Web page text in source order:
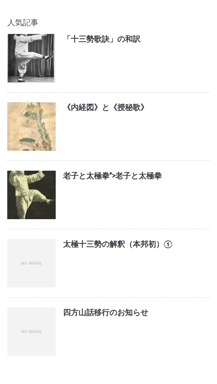
人気記事
「十三勢歌訣」の和訳
《内経図》と《授秘歌》
老子と太極拳">老子と太極拳
太極十三勢の解釈（本邦初）①
四方山話移行のお知らせ